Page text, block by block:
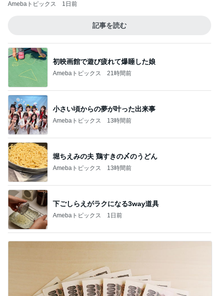
Amebaトピックス 1日前
記事を読む
初映画館で遊び疲れて爆睡した娘
Amebaトピックス 21時間前
小さい頃からの夢が叶った出来事
Amebaトピックス 13時間前
堀ちえみの夫 鶏すきの〆のうどん
Amebaトピックス 13時間前
下ごしらえがラクになる3way道具
Amebaトピックス 1日前